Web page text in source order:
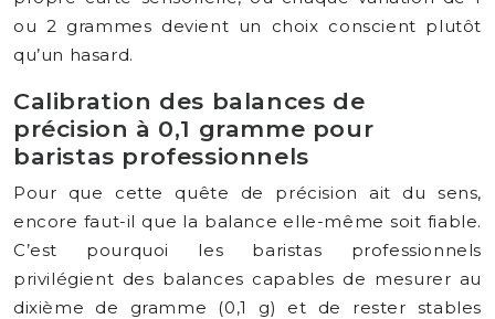
ou 2 grammes devient un choix conscient plutôt
qu’un hasard.
Calibration des balances de
précision à 0,1 gramme pour
baristas professionnels
Pour que cette quête de précision ait du sens,
encore faut-il que la balance elle-même soit fiable.
C’est pourquoi les baristas professionnels
privilégient des balances capables de mesurer au
dixième de gramme (0,1 g) et de rester stables